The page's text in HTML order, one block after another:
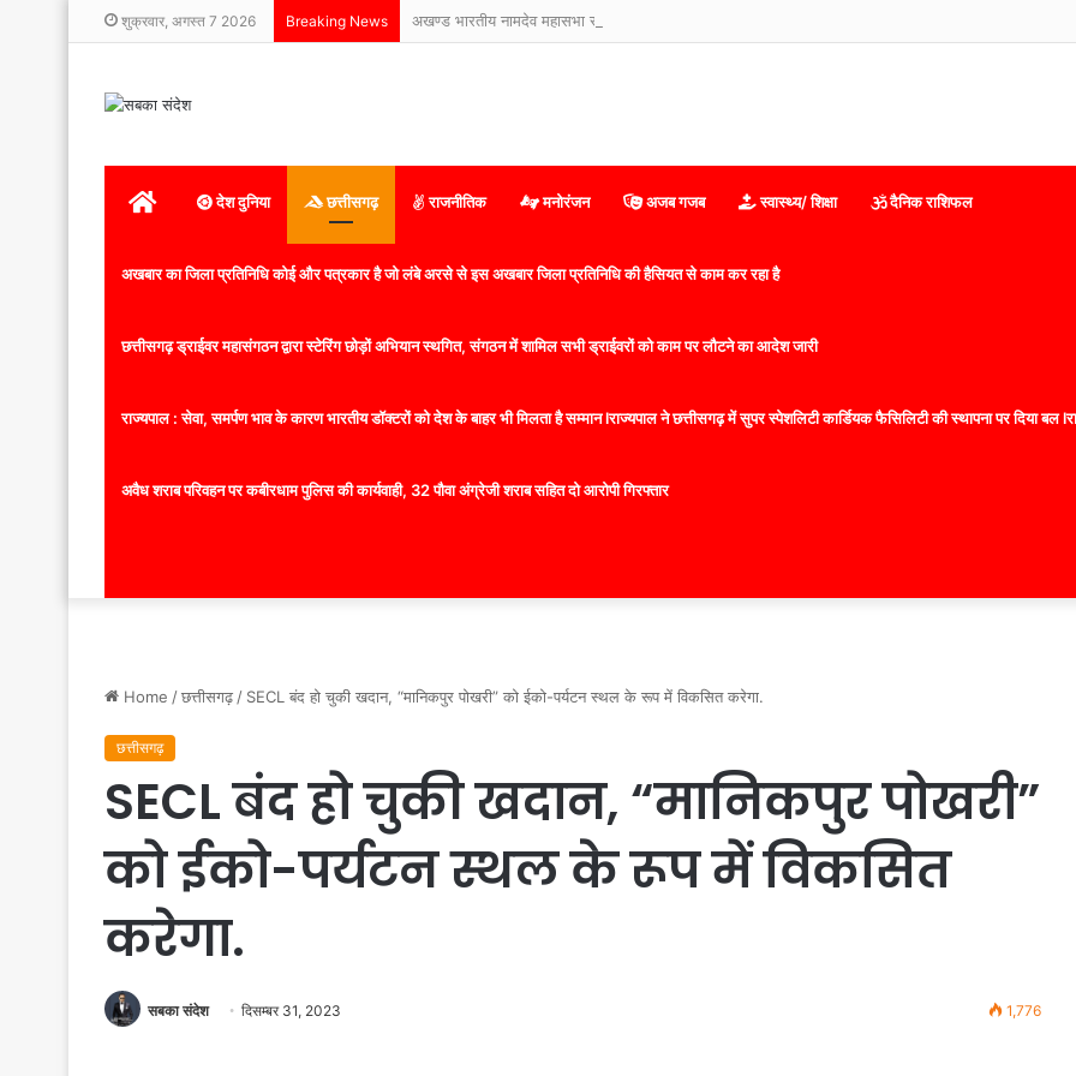
शुक्रवार, अगस्त 7 2026 Breaking News अखण्ड भारतीय नामदेव महासभा रजि0 इंडिया का हुआ विस्तार
होम देश दुनिया छत्तीसगढ़ राजनीतिक मनोरंजन अजब गजब स्वास्थ्य/ शिक्षा दैनिक राशिफल
अखबार का जिला प्रतिनिधि कोई और पत्रकार है जो लंबे अरसे से इस अखबार जिला प्रतिनिधि की हैसियत से काम कर रहा है
छत्तीसगढ़ ड्राईवर महासंगठन द्वारा स्टेरिंग छोड़ों अभियान स्थगित, संगठन में शामिल सभी ड्राईवरों को काम पर लौटने का आदेश जारी
राज्यपाल : सेवा, समर्पण भाव के कारण भारतीय डॉक्टरों को देश के बाहर भी मिलता है सम्मान lराज्यपाल ने छत्तीसगढ़ में सुपर स्पेशलिटी कार्डियक फैसिलिटी की स्थापना पर दिया
अवैध शराब परिवहन पर कबीरधाम पुलिस की कार्यवाही, 32 पौवा अंग्रेजी शराब सहित दो आरोपी गिरफ्तार
Home /छत्तीसगढ़ / SECL बंद हो चुकी खदान, “मानिकपुर पोखरी” को ईको-पर्यटन स्थल के रूप में विकसित करेगा.
छत्तीसगढ़
SECL बंद हो चुकी खदान, “मानिकपुर पोखरी”
को ईको-पर्यटन स्थल के रूप में विकसित
करेगा.
सबका संदेश दिसम्बर 31, 2023 1,776